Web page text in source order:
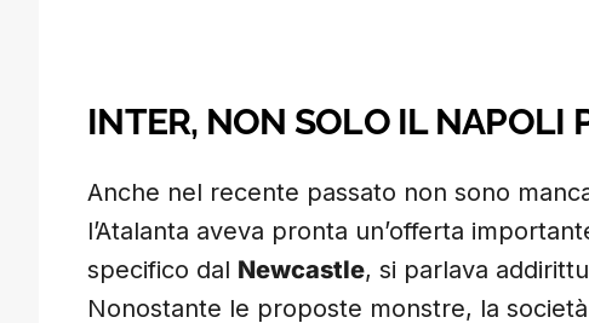
INTER, NON SOLO IL NAPOLI
Anche nel recente passato non sono
l’Atalanta aveva pronta un’offerta
specifico dal Newcastle, si parlava
Nonostante le proposte monstre, la